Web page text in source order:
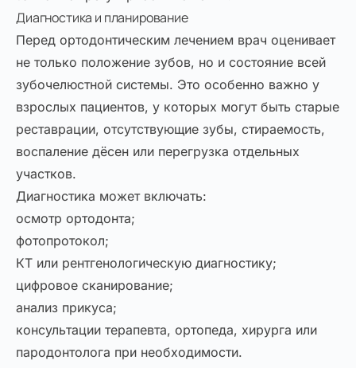
Диагностика и планирование
Перед ортодонтическим лечением врач оценивает
не только положение зубов, но и состояние всей
зубочелюстной системы. Это особенно важно у
взрослых пациентов, у которых могут быть старые
реставрации, отсутствующие зубы, стираемость,
воспаление дёсен или перегрузка отдельных
участков.
Диагностика может включать:
осмотр ортодонта;
фотопротокол;
КТ или рентгенологическую диагностику;
цифровое сканирование;
анализ прикуса;
консультации терапевта, ортопеда, хирурга или
пародонтолога при необходимости.